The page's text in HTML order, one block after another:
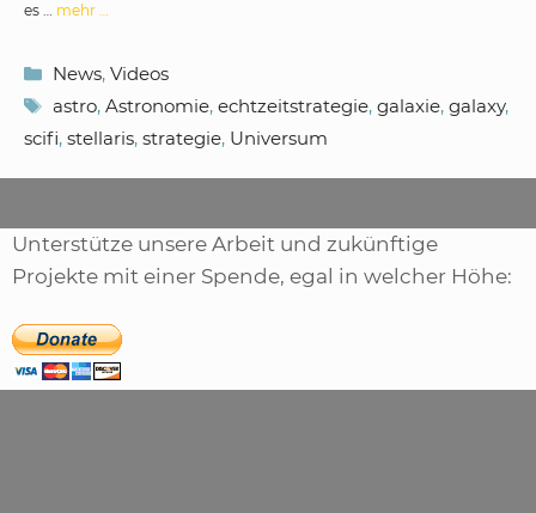
es … mehr …
Kategorien
News, Videos
Schlagwörter
astro, Astronomie, echtzeitstrategie, galaxie, galaxy,
scifi, stellaris, strategie, Universum
Unterstütze unsere Arbeit und zukünftige
Projekte mit einer Spende, egal in welcher Höhe: